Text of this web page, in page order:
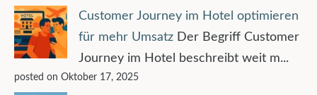
Customer Journey im Hotel optimieren
für mehr Umsatz Der Begriff Customer
Journey im Hotel beschreibt weit m...
posted on Oktober 17, 2025